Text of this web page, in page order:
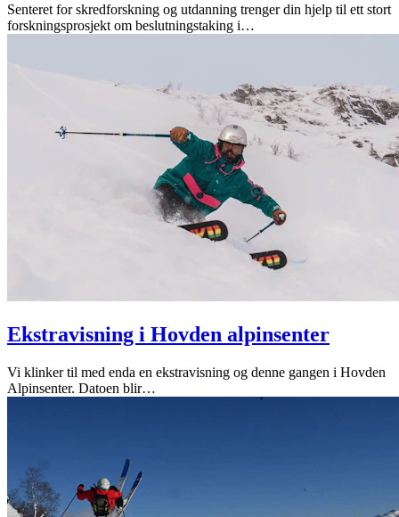
Senteret for skredforskning og utdanning trenger din hjelp til ett stort
forskningsprosjekt om beslutningstaking i…
Ekstravisning i Hovden alpinsenter
Vi klinker til med enda en ekstravisning og denne gangen i Hovden
Alpinsenter. Datoen blir…